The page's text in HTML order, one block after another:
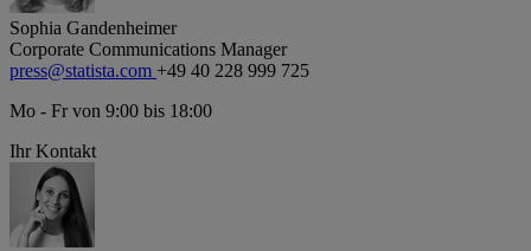
Sophia Gandenheimer
Corporate Communications Manager
press@statista.com +49 40 228 999 725
Mo - Fr von 9:00 bis 18:00
Ihr Kontakt